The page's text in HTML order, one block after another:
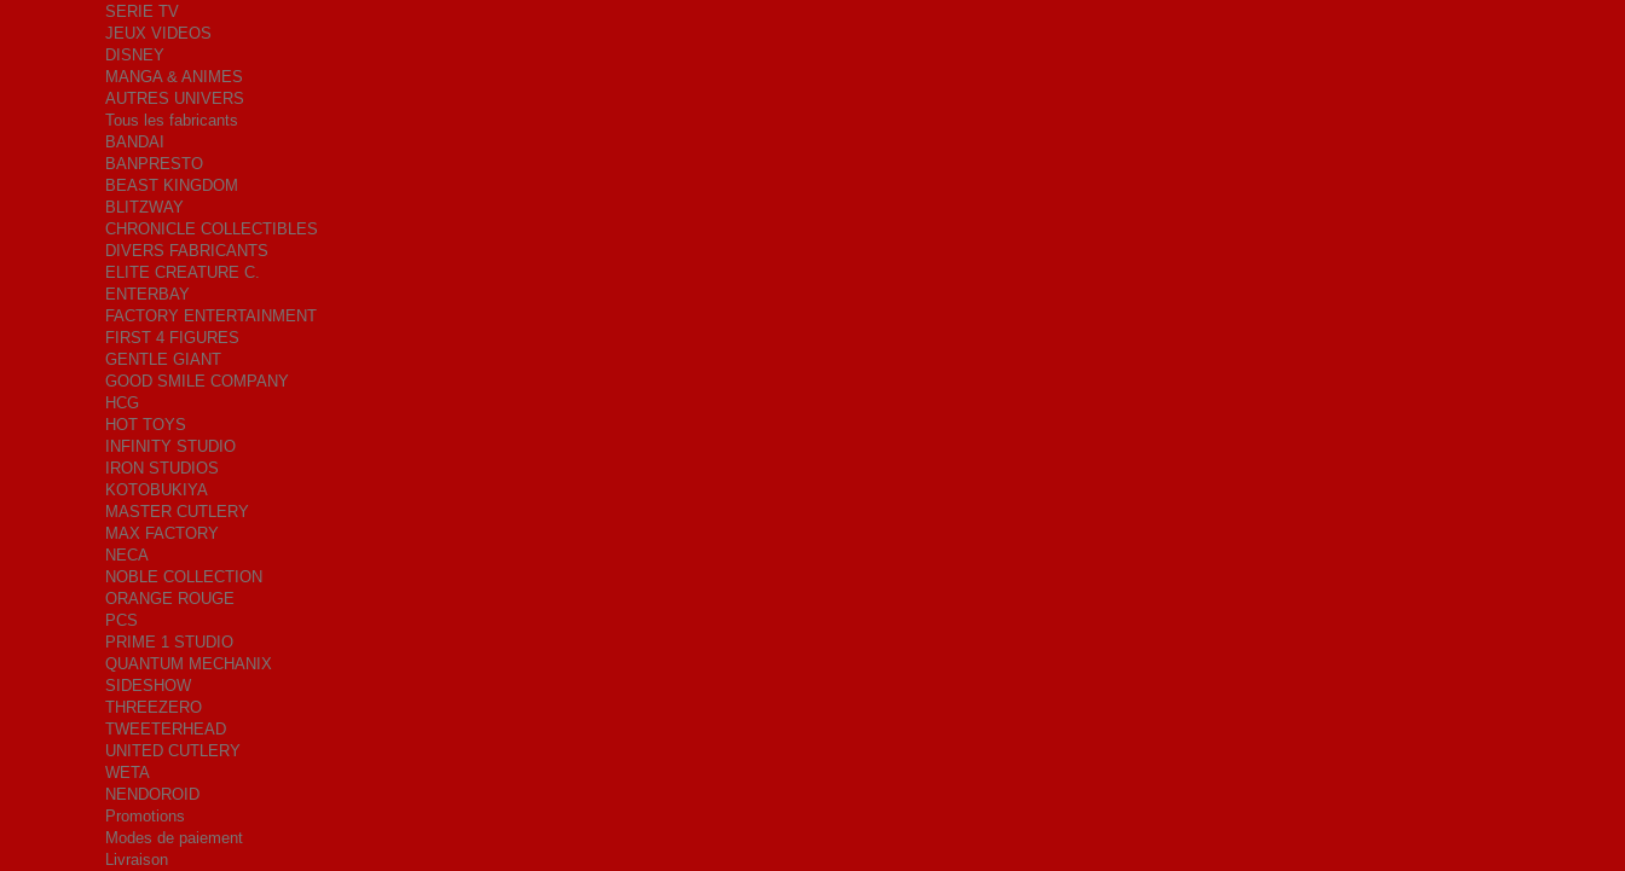
SERIE TV
JEUX VIDEOS
DISNEY
MANGA & ANIMES
AUTRES UNIVERS
Tous les fabricants
BANDAI
BANPRESTO
BEAST KINGDOM
BLITZWAY
CHRONICLE COLLECTIBLES
DIVERS FABRICANTS
ELITE CREATURE C.
ENTERBAY
FACTORY ENTERTAINMENT
FIRST 4 FIGURES
GENTLE GIANT
GOOD SMILE COMPANY
HCG
HOT TOYS
INFINITY STUDIO
IRON STUDIOS
KOTOBUKIYA
MASTER CUTLERY
MAX FACTORY
NECA
NOBLE COLLECTION
ORANGE ROUGE
PCS
PRIME 1 STUDIO
QUANTUM MECHANIX
SIDESHOW
THREEZERO
TWEETERHEAD
UNITED CUTLERY
WETA
NENDOROID
Promotions
Modes de paiement
Livraison